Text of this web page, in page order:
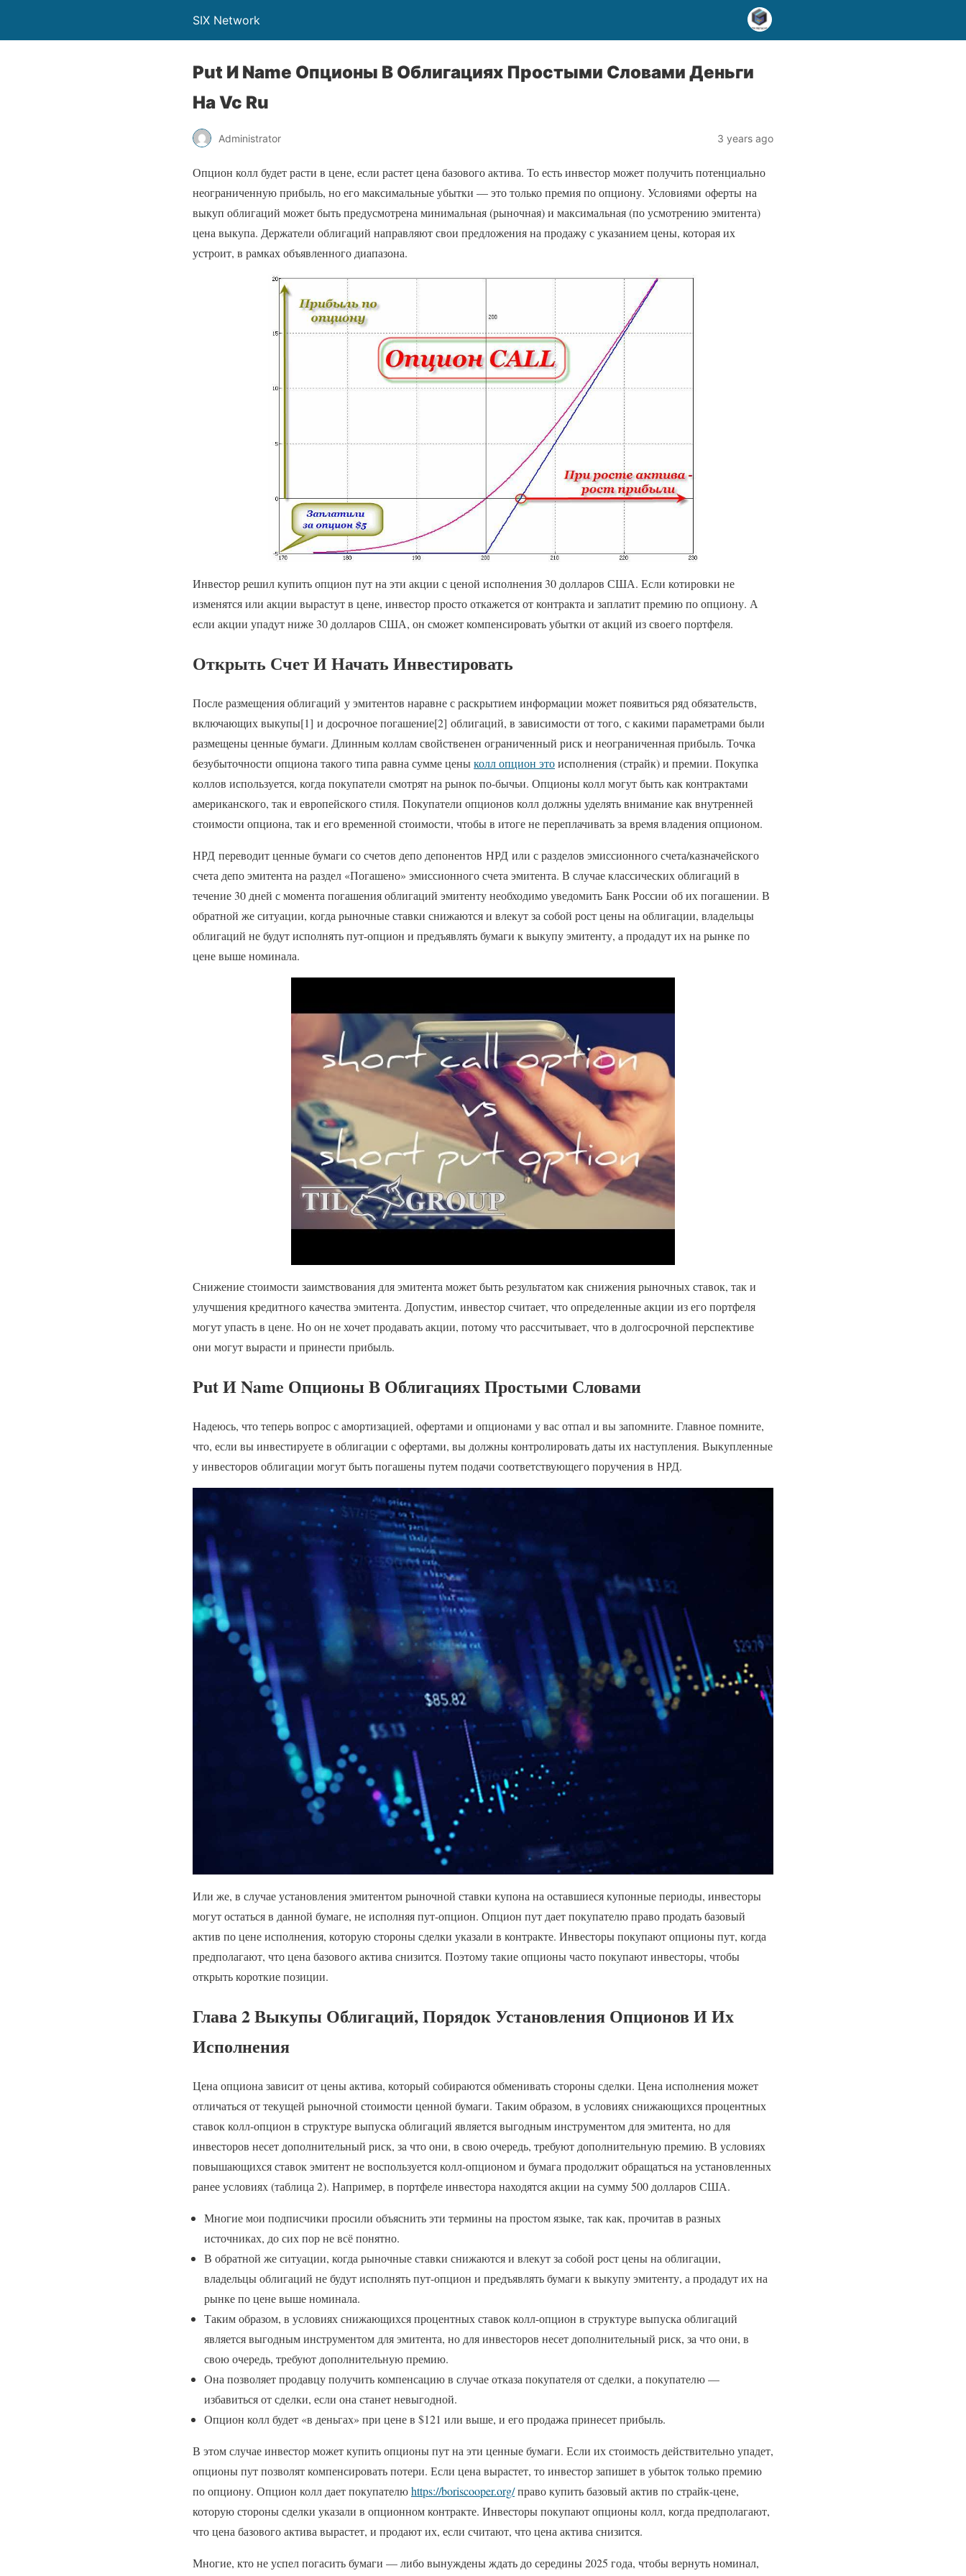
SIX Network
Put И Name Опционы В Облигациях Простыми Словами Деньги
На Vc Ru
Administrator 3 years ago
Опцион колл будет расти в цене, если растет цена базового актива. То есть инвестор может получить потенциально
неограниченную прибыль, но его максимальные убытки — это только премия по опциону. Условиями оферты на
выкуп облигаций может быть предусмотрена минимальная (рыночная) и максимальная (по усмотрению эмитента)
цена выкупа. Держатели облигаций направляют свои предложения на продажу с указанием цены, которая их
устроит, в рамках объявленного диапазона.
Инвестор решил купить опцион пут на эти акции с ценой исполнения 30 долларов США. Если котировки не
изменятся или акции вырастут в цене, инвестор просто откажется от контракта и заплатит премию по опциону. А
если акции упадут ниже 30 долларов США, он сможет компенсировать убытки от акций из своего портфеля.
Открыть Счет И Начать Инвестировать
После размещения облигаций у эмитентов наравне с раскрытием информации может появиться ряд обязательств,
включающих выкупы[1] и досрочное погашение[2] облигаций, в зависимости от того, с какими параметрами были
размещены ценные бумаги. Длинным коллам свойственен ограниченный риск и неограниченная прибыль. Точка
безубыточности опциона такого типа равна сумме ценыколл опцион этоисполнения (страйк) и премии. Покупка
коллов используется, когда покупатели смотрят на рынок по-бычьи. Опционы колл могут быть как контрактами
американского, так и европейского стиля. Покупатели опционов колл должны уделять внимание как внутренней
стоимости опциона, так и его временной стоимости, чтобы в итоге не переплачивать за время владения опционом.
НРД переводит ценные бумаги со счетов депо депонентов НРД или с разделов эмиссионного счета/казначейского
счета депо эмитента на раздел «Погашено» эмиссионного счета эмитента. В случае классических облигаций в
течение 30 дней с момента погашения облигаций эмитенту необходимо уведомить Банк России об их погашении. В
обратной же ситуации, когда рыночные ставки снижаются и влекут за собой рост цены на облигации, владельцы
облигаций не будут исполнять пут-опцион и предъявлять бумаги к выкупу эмитенту, а продадут их на рынке по
цене выше номинала.
Снижение стоимости заимствования для эмитента может быть результатом как снижения рыночных ставок, так и
улучшения кредитного качества эмитента. Допустим, инвестор считает, что определенные акции из его портфеля
могут упасть в цене. Но он не хочет продавать акции, потому что рассчитывает, что в долгосрочной перспективе
они могут вырасти и принести прибыль.
Put И Name Опционы В Облигациях Простыми Словами
Надеюсь, что теперь вопрос с амортизацией, офертами и опционами у вас отпал и вы запомните. Главное помните,
что, если вы инвестируете в облигации с офертами, вы должны контролировать даты их наступления. Выкупленные
у инвесторов облигации могут быть погашены путем подачи соответствующего поручения в НРД.
Или же, в случае установления эмитентом рыночной ставки купона на оставшиеся купонные периоды, инвесторы
могут остаться в данной бумаге, не исполняя пут-опцион. Опцион пут дает покупателю право продать базовый
актив по цене исполнения, которую стороны сделки указали в контракте. Инвесторы покупают опционы пут, когда
предполагают, что цена базового актива снизится. Поэтому такие опционы часто покупают инвесторы, чтобы
открыть короткие позиции.
Глава 2 Выкупы Облигаций, Порядок Установления Опционов И Их
Исполнения
Цена опциона зависит от цены актива, который собираются обменивать стороны сделки. Цена исполнения может
отличаться от текущей рыночной стоимости ценной бумаги. Таким образом, в условиях снижающихся процентных
ставок колл-опцион в структуре выпуска облигаций является выгодным инструментом для эмитента, но для
инвесторов несет дополнительный риск, за что они, в свою очередь, требуют дополнительную премию. В условиях
повышающихся ставок эмитент не воспользуется колл-опционом и бумага продолжит обращаться на установленных
ранее условиях (таблица 2). Например, в портфеле инвестора находятся акции на сумму 500 долларов США.
Многие мои подписчики просили объяснить эти термины на простом языке, так как, прочитав в разных
источниках, до сих пор не всё понятно.
В обратной же ситуации, когда рыночные ставки снижаются и влекут за собой рост цены на облигации,
владельцы облигаций не будут исполнять пут-опцион и предъявлять бумаги к выкупу эмитенту, а продадут их на
рынке по цене выше номинала.
Таким образом, в условиях снижающихся процентных ставок колл-опцион в структуре выпуска облигаций
является выгодным инструментом для эмитента, но для инвесторов несет дополнительный риск, за что они, в
свою очередь, требуют дополнительную премию.
Она позволяет продавцу получить компенсацию в случае отказа покупателя от сделки, а покупателю —
избавиться от сделки, если она станет невыгодной.
Опцион колл будет «в деньгах» при цене в $121 или выше, и его продажа принесет прибыль.
В этом случае инвестор может купить опционы пут на эти ценные бумаги. Если их стоимость действительно упадет,
опционы пут позволят компенсировать потери. Если цена вырастет, то инвестор запишет в убыток только премию
по опциону. Опцион колл дает покупателюhttps://boriscooper.org/право купить базовый актив по страйк-цене,
которую стороны сделки указали в опционном контракте. Инвесторы покупают опционы колл, когда предполагают,
что цена базового актива вырастет, и продают их, если считают, что цена актива снизится.
Многие, кто не успел погасить бумаги — либо вынуждены ждать до середины 2025 года, чтобы вернуть номинал,